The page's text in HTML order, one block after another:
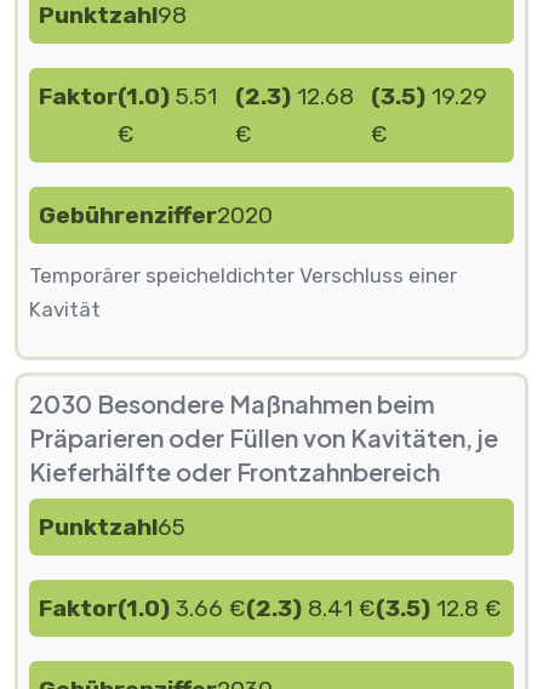
Punktzahl98
Faktor(1.0) 5.51
€
(2.3)12.68
€
(3.5)19.29
€
Gebührenziffer2020
Temporärer speicheldichter Verschluss einer
Kavität
2030 Besondere Maßnahmen beim
Präparieren oder Füllen von Kavitäten, je
Kieferhälfte oder Frontzahnbereich
Punktzahl65
Faktor(1.0) 3.66 €(2.3) 8.41 €(3.5) 12.8 €